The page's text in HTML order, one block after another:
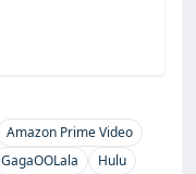
Amazon Prime Video
GagaOOLala
Hulu